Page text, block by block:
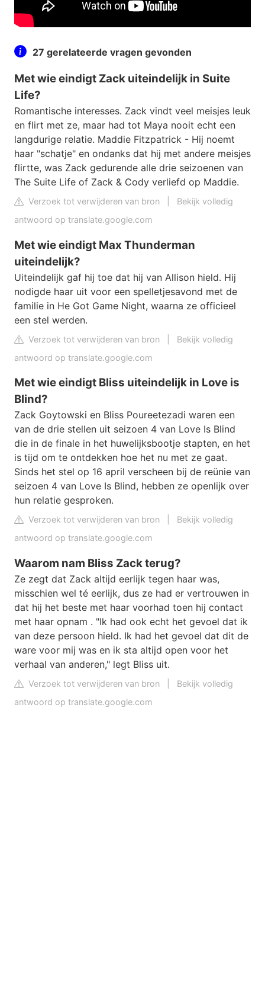
27 gerelateerde vragen gevonden
Met wie eindigt Zack uiteindelijk in Suite
Life?
Romantische interesses. Zack vindt veel meisjes leuk
en flirt met ze, maar had tot Maya nooit echt een
langdurige relatie. Maddie Fitzpatrick - Hij noemt
haar "schatje" en ondanks dat hij met andere meisjes
flirtte, was Zack gedurende alle drie seizoenen van
The Suite Life of Zack & Cody verliefd op Maddie.
Verzoek tot verwijderen van bron
Bekijk volledig
antwoord op translate.google.com
Met wie eindigt Max Thunderman
uiteindelijk?
Uiteindelijk gaf hij toe dat hij van Allison hield. Hij
nodigde haar uit voor een spelletjesavond met de
familie in He Got Game Night, waarna ze officieel
een stel werden.
Verzoek tot verwijderen van bron
Bekijk volledig
antwoord op translate.google.com
Met wie eindigt Bliss uiteindelijk in Love is
Blind?
Zack Goytowski en Bliss Poureetezadi waren een
van de drie stellen uit seizoen 4 van Love Is Blind
die in de finale in het huwelijksbootje stapten, en het
is tijd om te ontdekken hoe het nu met ze gaat.
Sinds het stel op 16 april verscheen bij de reünie van
seizoen 4 van Love Is Blind, hebben ze openlijk over
hun relatie gesproken.
Verzoek tot verwijderen van bron
Bekijk volledig
antwoord op translate.google.com
Waarom nam Bliss Zack terug?
Ze zegt dat Zack altijd eerlijk tegen haar was,
misschien wel té eerlijk, dus ze had er vertrouwen in
dat hij het beste met haar voorhad toen hij contact
met haar opnam . "Ik had ook echt het gevoel dat ik
van deze persoon hield. Ik had het gevoel dat dit de
ware voor mij was en ik sta altijd open voor het
verhaal van anderen," legt Bliss uit.
Verzoek tot verwijderen van bron
Bekijk volledig
antwoord op translate.google.com